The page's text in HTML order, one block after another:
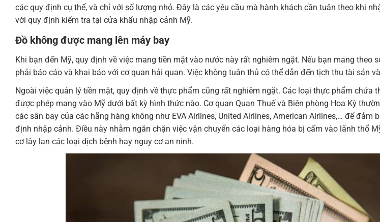
các quy định cụ thể, và chỉ với số lượng nhỏ. Đây là các yêu cầu mà hành khách cần tuân theo khi
với quy định kiểm tra tại cửa khẩu nhập cảnh Mỹ.
Đồ không được mang lên máy bay
Khi bạn đến Mỹ, quy định về việc mang tiền mặt vào nước này rất nghiêm ngặt. Nếu bạn mang theo
phải báo cáo và khai báo với cơ quan hải quan. Việc không tuân thủ có thể dẫn đến tịch thu tài sản
Ngoài việc quản lý tiền mặt, quy định về thực phẩm cũng rất nghiêm ngặt. Các loại thực phẩm chứa
được phép mang vào Mỹ dưới bất kỳ hình thức nào. Cơ quan Quan Thuế và Biên phòng Hoa Kỳ
các sân bay của các hãng hàng không như EVA Airlines, United Airlines, American Airlines,… để đảm
định nhập cảnh. Điều này nhằm ngăn chặn việc vận chuyển các loại hàng hóa bị cấm vào lãnh thổ
cơ lây lan các loại dịch bệnh hay nguy cơ an ninh.